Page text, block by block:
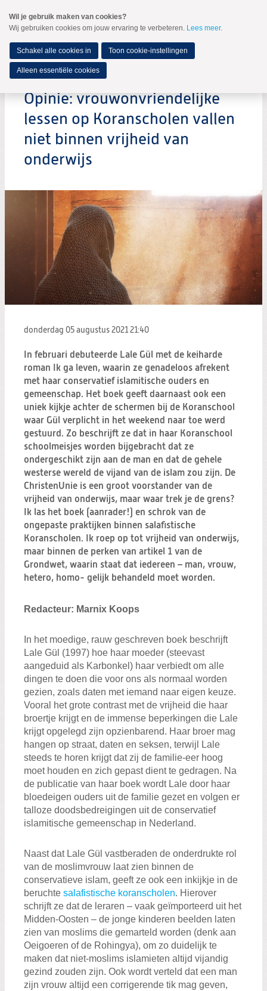
naar
Spring
de
inhoud
Spring
naar
hoofdmenu
MENU
Zoeken:
Zoeken
Opinie: vrouwonvriendelijke
lessen op Koranscholen vallen
niet binnen vrijheid van
onderwijs
donderdag 05 augustus 202121:40
In februari debuteerde Lale Gül met de keiharde
roman Ik ga leven, waarin ze genadeloos afrekent
met haar conservatief islamitische ouders en
gemeenschap. Het boek geeft daarnaast ook een
uniek kijkje achter de schermen bij de Koranschool
waar Gül verplicht in het weekend naar toe werd
gestuurd. Zo beschrijft ze dat in haar Koranschool
schoolmeisjes worden bijgebracht dat ze
ondergeschikt zijn aan de man en dat de gehele
westerse wereld de vijand van de islam zou zijn. De
ChristenUnie is een groot voorstander van de
vrijheid van onderwijs, maar waar trek je de grens?
Ik las het boek (aanrader!) en schrok van de
ongepaste praktijken binnen salafistische
Koranscholen. Ik roep op tot vrijheid van onderwijs,
maar binnen de perken van artikel 1 van de
Grondwet, waarin staat dat iedereen – man, vrouw,
hetero, homo- gelijk behandeld moet worden.
Redacteur: Marnix Koops
In het moedige, rauw geschreven boek beschrijft
Lale Gül (1997) hoe haar moeder (steevast
aangeduid als Karbonkel) haar verbiedt om alle
dingen te doen die voor ons als normaal worden
gezien, zoals daten met iemand naar eigen keuze.
Vooral het grote contrast met de vrijheid die haar
broertje krijgt en de immense beperkingen die Lale
krijgt opgelegd zijn opzienbarend. Haar broer mag
hangen op straat, daten en seksen, terwijl Lale
steeds te horen krijgt dat zij de familie-eer hoog
moet houden en zich gepast dient te gedragen. Na
de publicatie van haar boek wordt Lale door haar
bloedeigen ouders uit de familie gezet en volgen er
talloze doodsbedreigingen uit de conservatief
islamitische gemeenschap in Nederland.
Naast dat Lale Gül vastberaden de onderdrukte rol
van de moslimvrouw laat zien binnen de
conservatieve islam, geeft ze ook een inkijkje in de
beruchte salafistische koranscholen. Hierover
schrijft ze dat de leraren – vaak geïmporteerd uit het
Midden-Oosten – de jonge kinderen beelden laten
zien van moslims die gemarteld worden (denk aan
Oeigoeren of de Rohingya), om zo duidelijk te
maken dat niet-moslims islamieten altijd vijandig
gezind zouden zijn. Ook wordt verteld dat een man
zijn vrouw altijd een corrigerende tik mag geven,
Wil je gebruik maken van cookies?
Wij gebruiken cookies om jouw ervaring te verbeteren. Lees meer.
Schakel alle cookies in Toon cookie-instellingen
Alleen essentiële cookies